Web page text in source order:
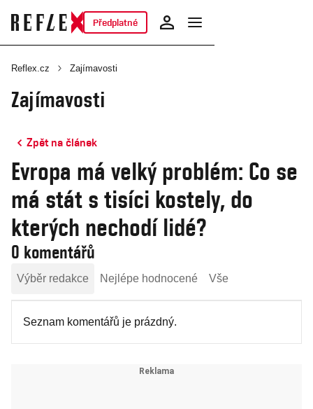
Předplatné
Reflex.cz Zajímavosti
Zajímavosti
Zpět na článek
Evropa má velký problém: Co se
má stát s tisíci kostely, do
kterých nechodí lidé?
0 komentářů
Výběr redakce Nejlépe hodnocené Vše
Seznam komentářů je prázdný.